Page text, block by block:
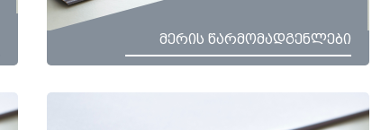
მერის წარმომადგენლები